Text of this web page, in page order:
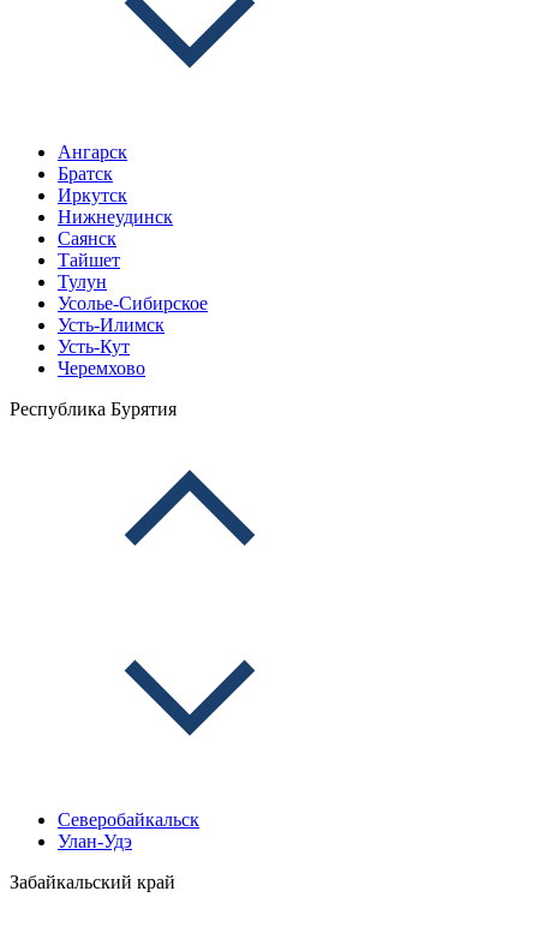
Ангарск
Братск
Иркутск
Нижнеудинск
Саянск
Тайшет
Тулун
Усолье-Сибирское
Усть-Илимск
Усть-Кут
Черемхово
Республика Бурятия
Северобайкальск
Улан-Удэ
Забайкальский край